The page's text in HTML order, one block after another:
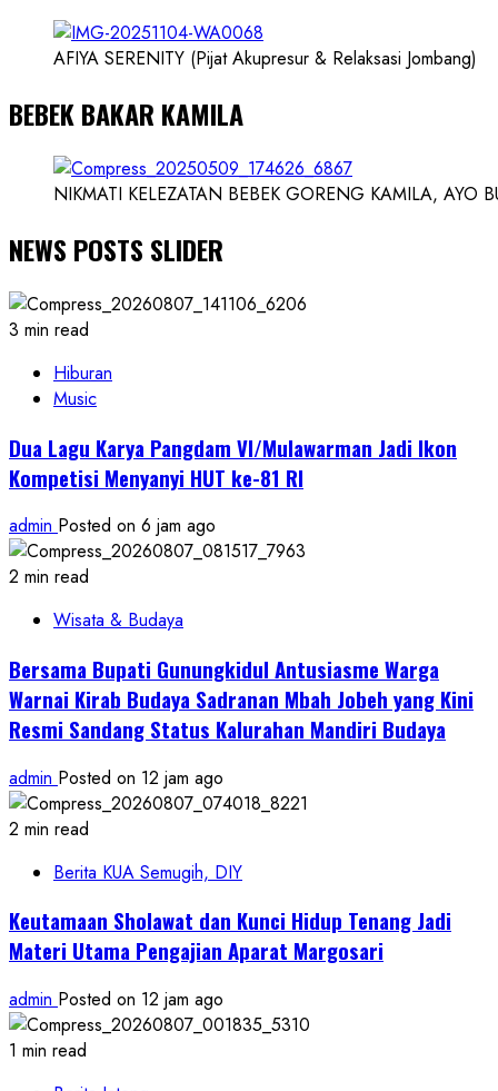
AFIYA SERENITY (Pijat Akupresur & Relaksasi Jombang)
BEBEK BAKAR KAMILA
NIKMATI KELEZATAN BEBEK GORENG KAMILA, AYO
NEWS POSTS SLIDER
3 min read
Hiburan
Music
Dua Lagu Karya Pangdam VI/Mulawarman Jadi Ikon
Kompetisi Menyanyi HUT ke-81 RI
admin Posted on 6 jam ago
2 min read
Wisata & Budaya
Bersama Bupati Gunungkidul Antusiasme Warga
Warnai Kirab Budaya Sadranan Mbah Jobeh yang Kini
Resmi Sandang Status Kalurahan Mandiri Budaya
admin Posted on 12 jam ago
2 min read
Berita KUA Semugih, DIY
Keutamaan Sholawat dan Kunci Hidup Tenang Jadi
Materi Utama Pengajian Aparat Margosari
admin Posted on 12 jam ago
1 min read